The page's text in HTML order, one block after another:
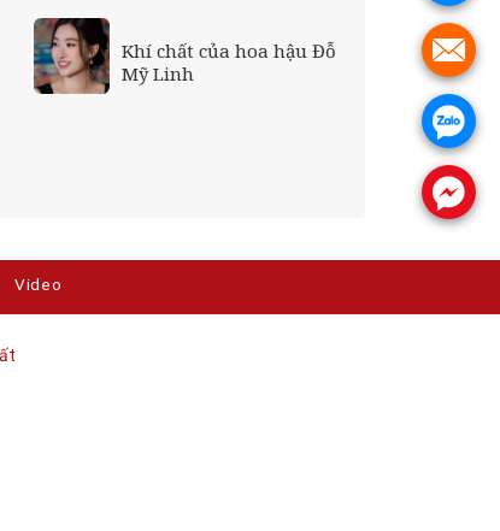
Khí chất của hoa hậu Đỗ
Mỹ Linh
Video
.
.
.